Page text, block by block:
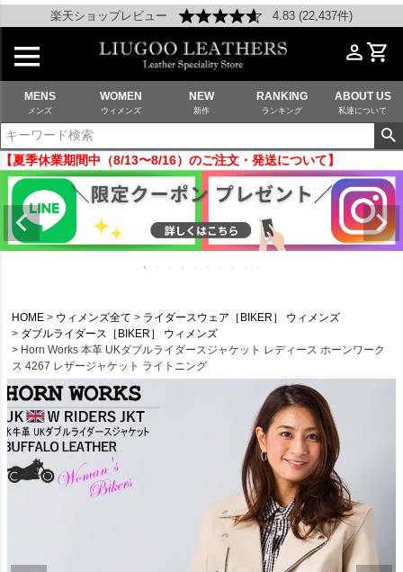
楽天ショップレビュー 4.83 (22,437件)
MENS
メンズ
WOMEN
ウィメンズ
NEW
新作
RANKING
ランキング
ABOUT US
私達について
【夏季休業期間中（8/13〜8/16）のご注文・発送について】
HOME ウィメンズ全て
ライダースウェア［BIKER］ ウィメンズ
ダブルライダース［BIKER］ ウィメンズ
Horn Works 本革 UKダブルライダースジャケット レディース ホーンワーク
ス 4267 レザージャケット ライトニング